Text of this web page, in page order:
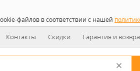
файлов в соответствии с нашей
Контакты Скидки Гарантия и